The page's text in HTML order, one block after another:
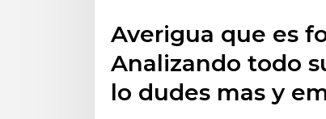
Averigua que es
Analizando todo
lo dudes mas y